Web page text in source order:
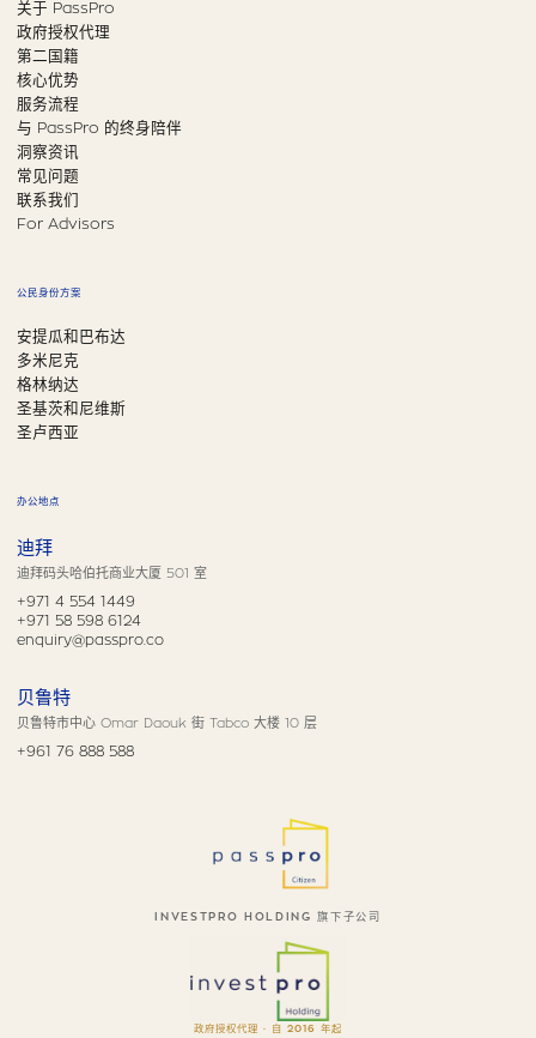
关于 PassPro
政府授权代理
第二国籍
核心优势
服务流程
与 PassPro 的终身陪伴
洞察资讯
常见问题
联系我们
For Advisors
公民身份方案
安提瓜和巴布达
多米尼克
格林纳达
圣基茨和尼维斯
圣卢西亚
办公地点
迪拜
迪拜码头哈伯托商业大厦 501 室
+971 4 554 1449
+971 58 598 6124
enquiry@passpro.co
贝鲁特
贝鲁特市中心 Omar Daouk 街 Tabco 大楼 10 层
+961 76 888 588
INVESTPRO HOLDING 旗下子公司
政府授权代理 · 自 2016 年起